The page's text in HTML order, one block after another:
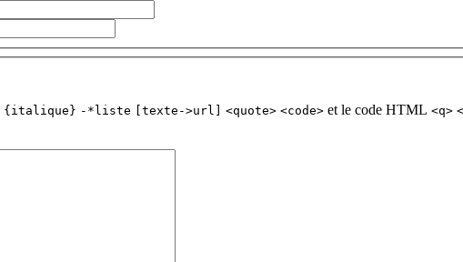
{italique} -*liste [texte->url] <quote> <code> et le code HTML <q>